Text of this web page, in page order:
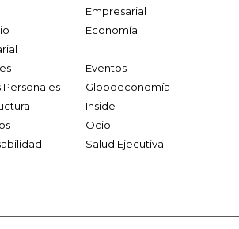
Empresarial
Economía
Eventos
Personales
Globoeconomía
Inside
Ocio
Salud Ejecutiva